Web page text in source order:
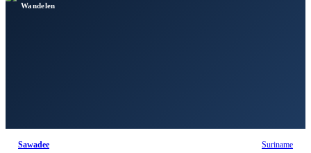
Wandelen
Sawadee Suriname